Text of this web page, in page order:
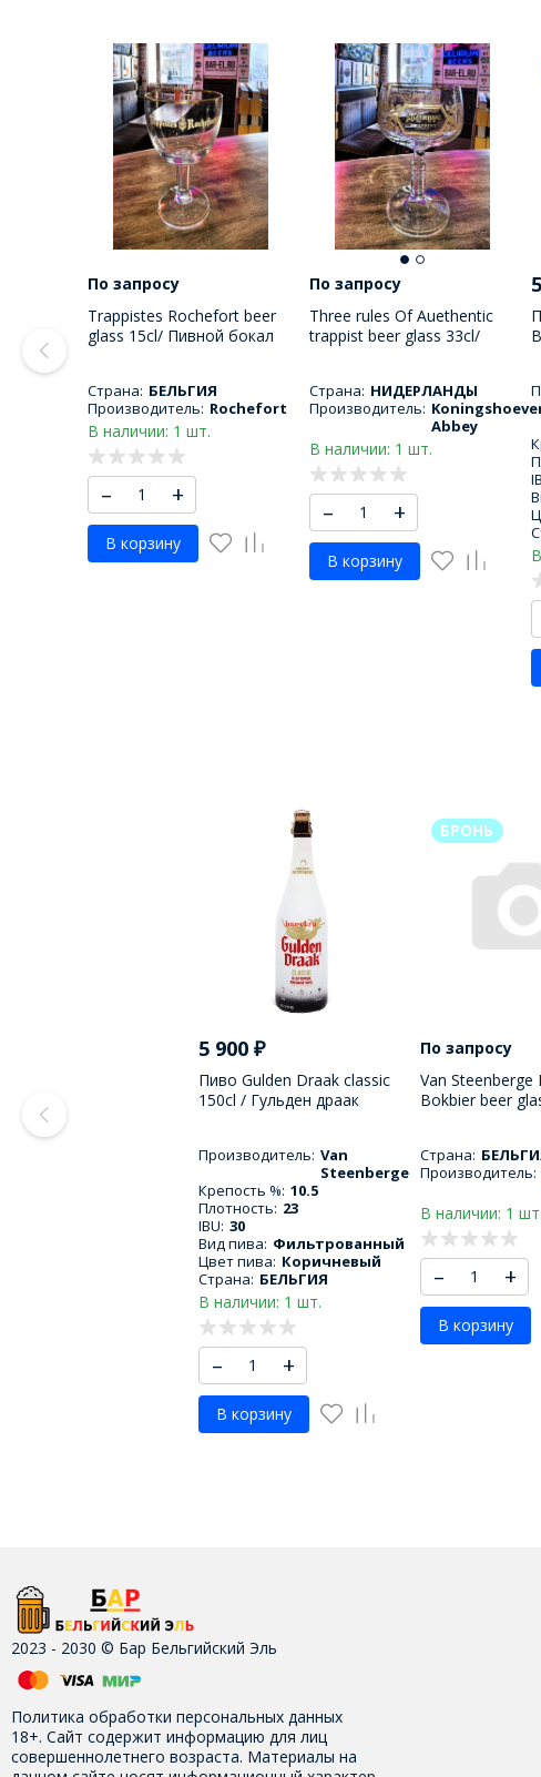
По запросу
Trappistes Rochefort beer
glass 15cl/ Пивной бокал
Страна: БЕЛЬГИЯ
Производитель: Rochefort
В наличии: 1 шт.
– +
В корзину
По запросу
Three rules Of Auethentic
trappist beer glass 33cl/
Страна: НИДЕРЛАНДЫ
Производитель:
Abbey
В наличии: 1 шт.
– +
В корзину
5 900 ₽
Пиво Gulden Draak classic
150cl / Гульден драак
Производитель: Van
Steenberge
Крепость %: 10.5
Плотность: 23
IBU: 30
Вид пива: Фильтрованный
Цвет пива: Коричневый
Страна: БЕЛЬГИЯ
В наличии: 1 шт.
– +
В корзину
БРОНЬ
По запросу
Van Steenberge
Bokbier beer
330 МЛ
Страна:
Производитель:
В наличии: 1 шт.
– +
В корзину
2023 - 2030 © Бар Бельгийский Эль
Политика обработки персональных данных
18+. Сайт содержит информацию для лиц
совершеннолетнего возраста. Материалы на